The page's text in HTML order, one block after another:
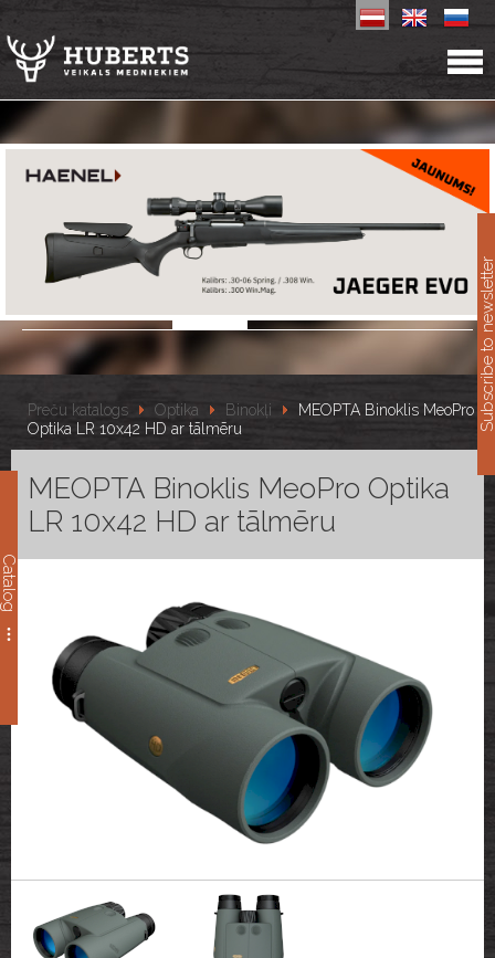
Catalog
Preču katalogs Optika Binokļi
MEOPTA Binoklis MeoPro
Optika LR 10x42 HD ar tālmēru
MEOPTA Binoklis MeoPro Optika
LR 10x42 HD ar tālmēru
Subscribe